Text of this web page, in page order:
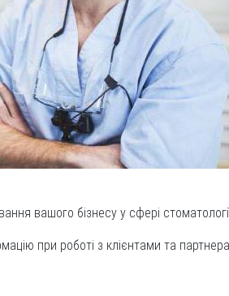
вашого бізнесу у сфері
при роботі з клієнтами та